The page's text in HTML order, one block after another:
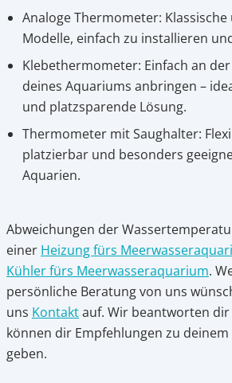
Analoge Thermometer:
Modelle, einfach zu installieren
Klebethermometer: Einfach an
deines Aquariums anbringen –
und platzsparende Lösung.
Thermometer mit Saughalter:
platzierbar und besonders
Aquarien.
Abweichungen der
einer Heizung fürs
Kühler fürs Meerwasseraquarium.
persönliche Beratung von uns
uns Kontaktauf. Wir beantworten
können dir Empfehlungen zu
geben.